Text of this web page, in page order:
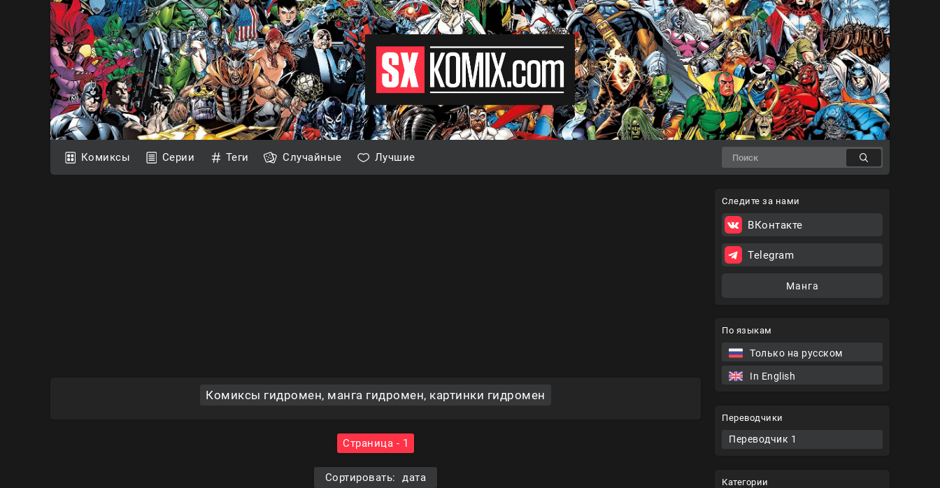
Комиксы Серии Теги Случайные Лучшие
По языкам
Только на русском
In English
Переводчики
Переводчик 1
Категории
Комиксы гидромен, манга гидромен, картинки гидромен
Страница - 1
Сортировать: дата
Следите за нами
ВКонтакте
Telegram
Манга